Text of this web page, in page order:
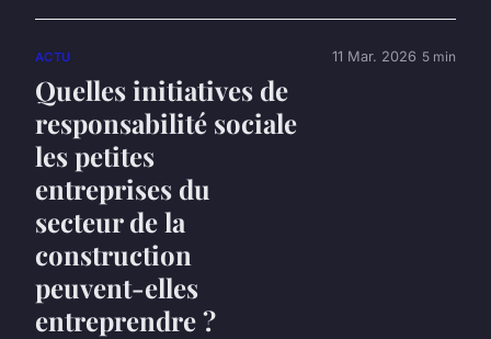
ACTU
Quelles initiatives de
responsabilité sociale
les petites
entreprises du
secteur de la
construction
peuvent-elles
entreprendre ?
11 Mar. 2026 5 min